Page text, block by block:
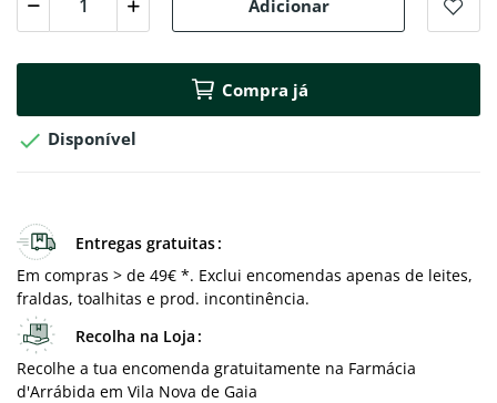
Adicionar
Compra já
 Disponível
Entregas gratuitas
Em compras > de 49€ *. Exclui encomendas apenas de leites,
fraldas, toalhitas e prod. incontinência.
Recolha na Loja
Recolhe a tua encomenda gratuitamente na Farmácia
d'Arrábida em Vila Nova de Gaia